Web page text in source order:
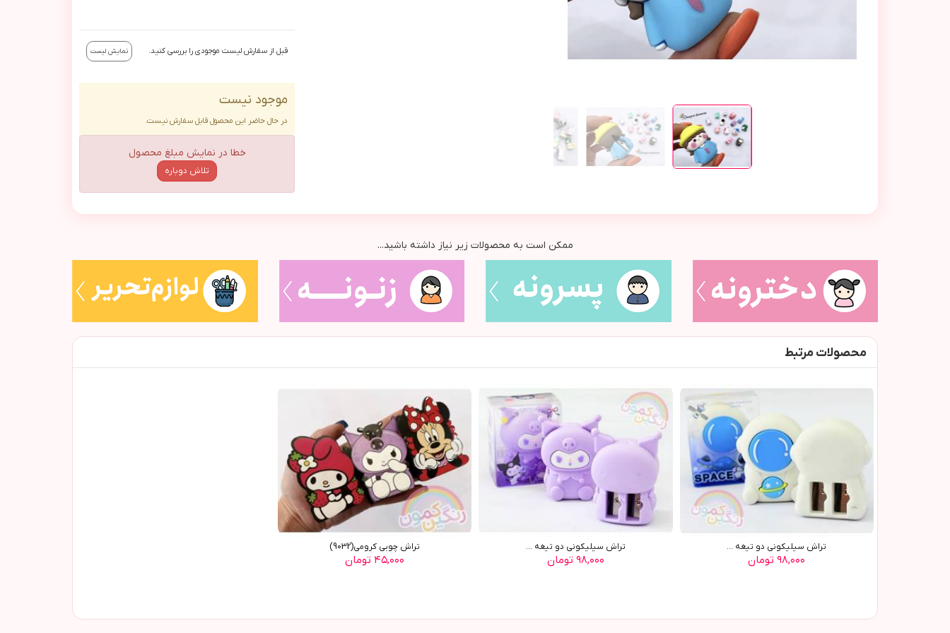
قبل از سفارش لیست موجودی را بررسی کنید. نمایش لیست
موجود نیست
در حال حاضر این محصول قابل سفارش نیست.
خطا در نمایش مبلغ محصول
تلاش دوباره
ممکن است به محصولات زیر نیاز داشته باشید...
محصولات مرتبط
تراش سيليکوني دو تيغه ...
۹۸,۰۰۰ تومان
تراش سيليکوني دو تيغه ...
۹۸,۰۰۰ تومان
تراش چوبی کرومی(9032)
۴۵,۰۰۰ تومان